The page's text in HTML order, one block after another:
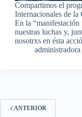
Compartimos el
Internacionales de la
En la
nuestras luchas y,
nosotrxs en ésta
administradora
ANTERIOR